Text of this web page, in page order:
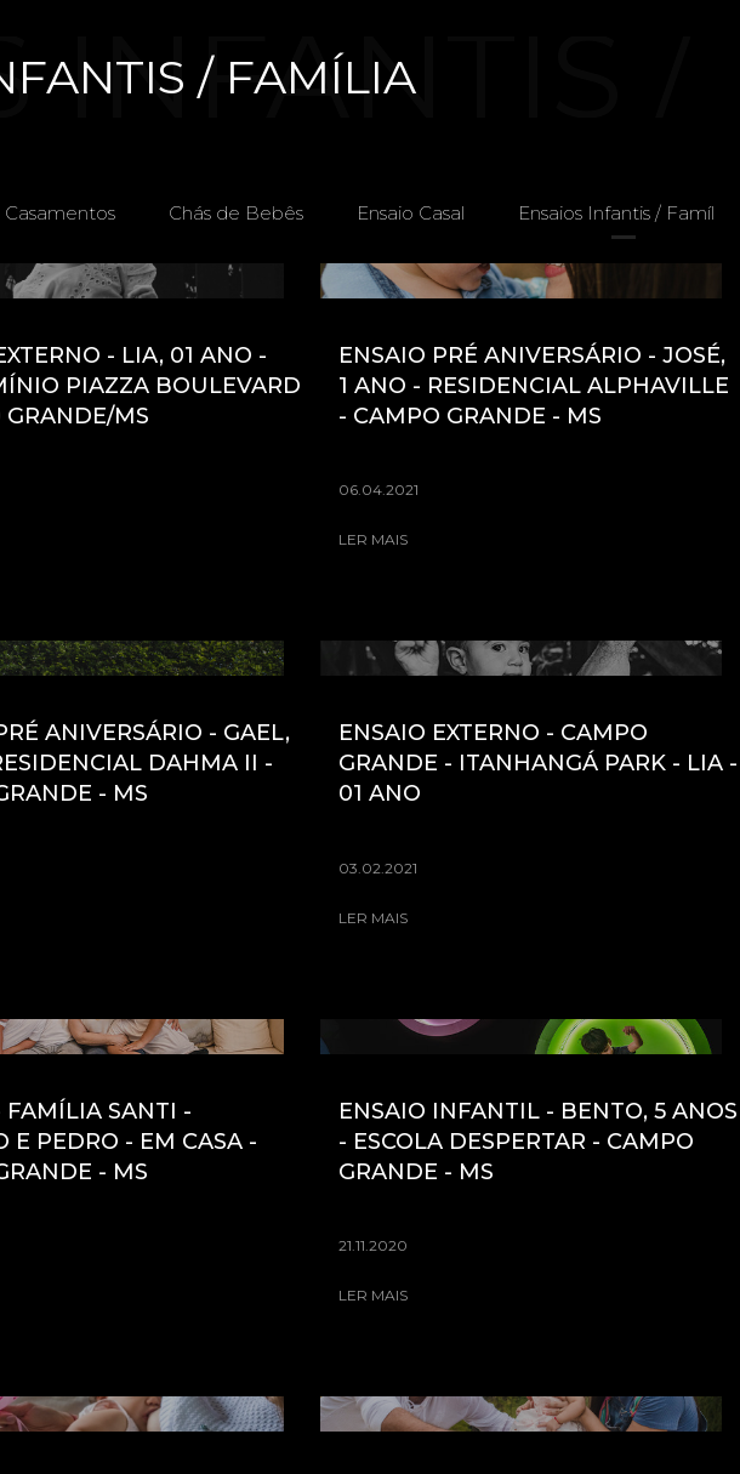
/ FAMÍLIA
INFANTIS /
Casamentos Chás de Bebês Ensaio Casal Ensaios Infantis / Família
- LIA, 01 ANO -
PIAZZA BOULEVARD
MS
ENSAIO PRÉ ANIVERSÁRIO - JOSÉ,
1 ANO - RESIDENCIAL ALPHAVILLE
- CAMPO GRANDE - MS
06.04.2021
LER MAIS
ANIVERSÁRIO - GAEL,
DAHMA II -
- MS
ENSAIO EXTERNO - CAMPO
GRANDE - ITANHANGÁ PARK - LIA -
01 ANO
03.02.2021
LER MAIS
FAMÍLIA SANTI -
E PEDRO - EM CASA -
- MS
ENSAIO INFANTIL - BENTO, 5 ANOS
- ESCOLA DESPERTAR - CAMPO
GRANDE - MS
21.11.2020
LER MAIS